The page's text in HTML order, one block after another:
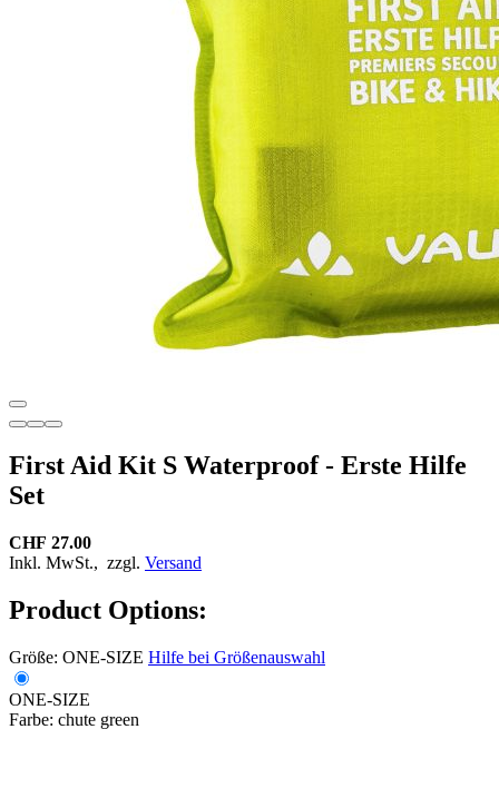
First Aid Kit S Waterproof - Erste Hilfe
Set
CHF 27.00
Inkl. MwSt., zzgl. Versand
Product Options:
Größe: ONE-SIZE Hilfe bei Größenauswahl
ONE-SIZE
Farbe: chute green